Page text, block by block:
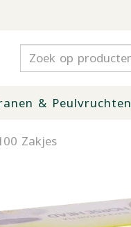
& Peulvruchten
Zakjes